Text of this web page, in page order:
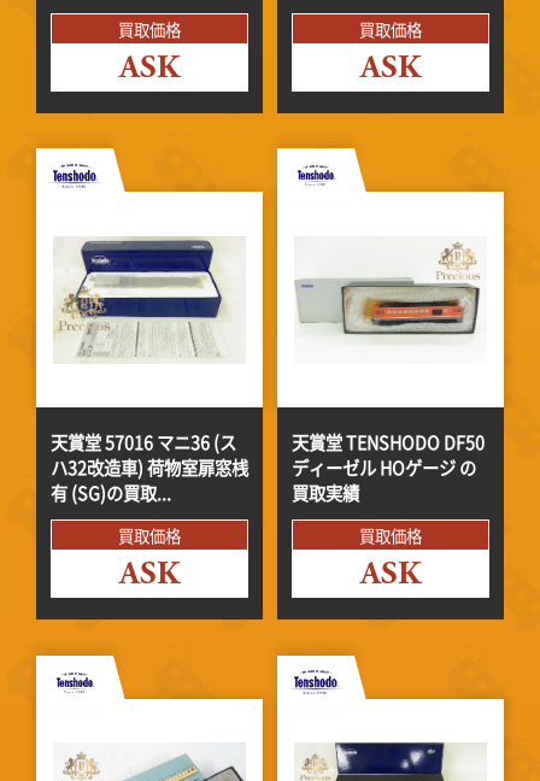
買取価格
ASK
買取価格
ASK
天賞堂 57016 マニ36 (ス
ハ32改造車) 荷物室扉窓桟
有 (SG)の買取...
買取価格
ASK
天賞堂 TENSHODO DF50
ディーゼル HOゲージ の
買取実績
買取価格
ASK